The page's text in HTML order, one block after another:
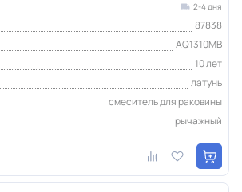
2-4 дня
87838
AQ1310MB
10 лет
латунь
смеситель для раковины
рычажный